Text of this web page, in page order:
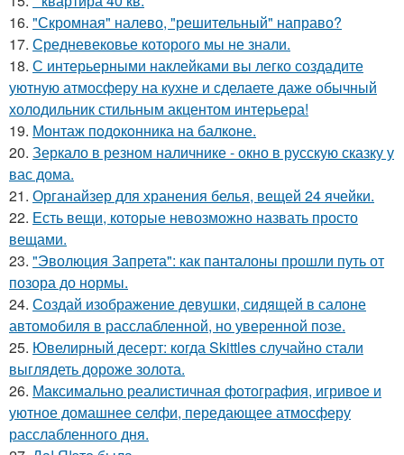
16. "Скромная" налево, "решительный" направо?
17. Средневековье которого мы не знали.
18. С интерьерными наклейками вы легко создадите
уютную атмосферу на кухне и сделаете даже обычный
холодильник стильным акцентом интерьера!
19. Монтаж пoдoкoнника на балкoне.
20. Зеркало в резном наличнике - окно в русскую сказку у
вас дома.
21. Органайзер для хранения белья, вещей 24 ячейки.
22. Есть вещи, которые невозможно назвать просто
вещами.
23. "Эволюция Запрета": как панталоны прошли путь от
позора до нормы.
24. Создай изображение девушки, сидящей в салоне
автомобиля в расслабленной, но уверенной позе.
25. Ювелирный десерт: когда Skittles случайно стали
выглядеть дороже золота.
26. Максимально реалистичная фотография, игривое и
уютное домашнее селфи, передающее атмосферу
расслабленного дня.